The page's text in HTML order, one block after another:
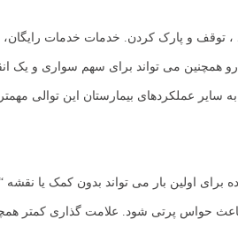
، توقف و پارک کردن. خدمات خدمات
می تواند برای سهم سواری و یک
سایر عملکردهای بیمارستان این توالی
اولین بار می تواند بدون کمک یا نقشه
حواس پرتی شود. علامت گذاری کمتر